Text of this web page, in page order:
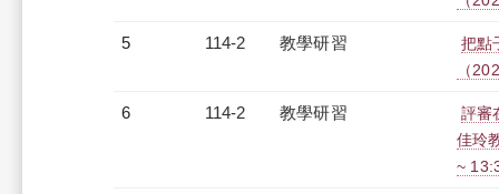
5 114-2 教學研習
把點
（
6 114-2 教學研習
評審
佳玲
~